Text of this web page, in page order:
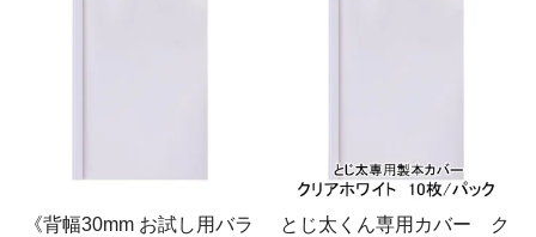
《背幅30mm お試し用バラ
とじ太くん専用カバー ク